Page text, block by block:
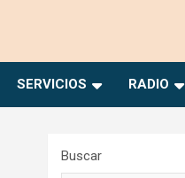
SERVICIOS RADIO
Buscar